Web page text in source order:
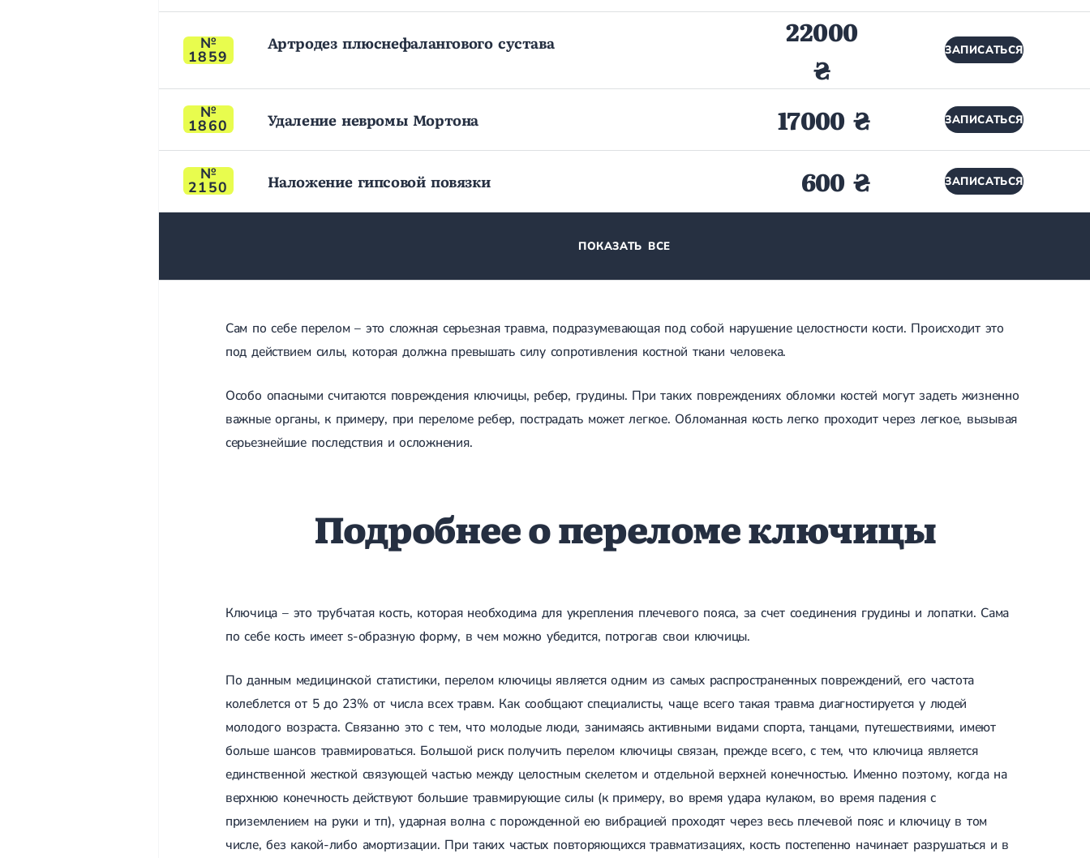
1859
Артродез плюснефалангового сустава
22000
₴
ЗАПИСАТЬСЯ
1860 Удаление невромы Мортона 17000 ₴ ЗАПИСАТЬСЯ
2150 Наложение гипсовой повязки 600 ₴ ЗАПИСАТЬСЯ
ПОКАЗАТЬ ВСЕ
Сам по себе перелом – это сложная серьезная травма, подразумевающая под собой нарушение целостности кости. Происходит это
под действием силы, которая должна превышать силу сопротивления костной ткани человека.
Особо опасными считаются повреждения ключицы, ребер, грудины. При таких повреждениях обломки костей могут задеть жизненно
важные органы, к примеру, при переломе ребер, пострадать может легкое. Обломанная кость легко проходит через легкое, вызывая
серьезнейшие последствия и осложнения.
Подробнее о переломе ключицы
Ключица – это трубчатая кость, которая необходима для укрепления плечевого пояса, за счет соединения грудины и лопатки. Сама
по себе кость имеет s-образную форму, в чем можно убедится, потрогав свои ключицы.
По данным медицинской статистики, перелом ключицы является одним из самых распространенных повреждений, его частота
колеблется от 5 до 23% от числа всех травм. Как сообщают специалисты, чаще всего такая травма диагностируется у людей
молодого возраста. Связанно это с тем, что молодые люди, занимаясь активными видами спорта, танцами, путешествиями, имеют
больше шансов травмироваться. Большой риск получить перелом ключицы связан, прежде всего, с тем, что ключица является
единственной жесткой связующей частью между целостным скелетом и отдельной верхней конечностью. Именно поэтому, когда на
верхнюю конечность действуют большие травмирующие силы (к примеру, во время удара кулаком, во время падения с
приземлением на руки и тп), ударная волна с порожденной ею вибрацией проходят через весь плечевой пояс и ключицу в том
числе, без какой-либо амортизации. При таких частых повторяющихся травматизациях, кость постепенно начинает разрушаться и в